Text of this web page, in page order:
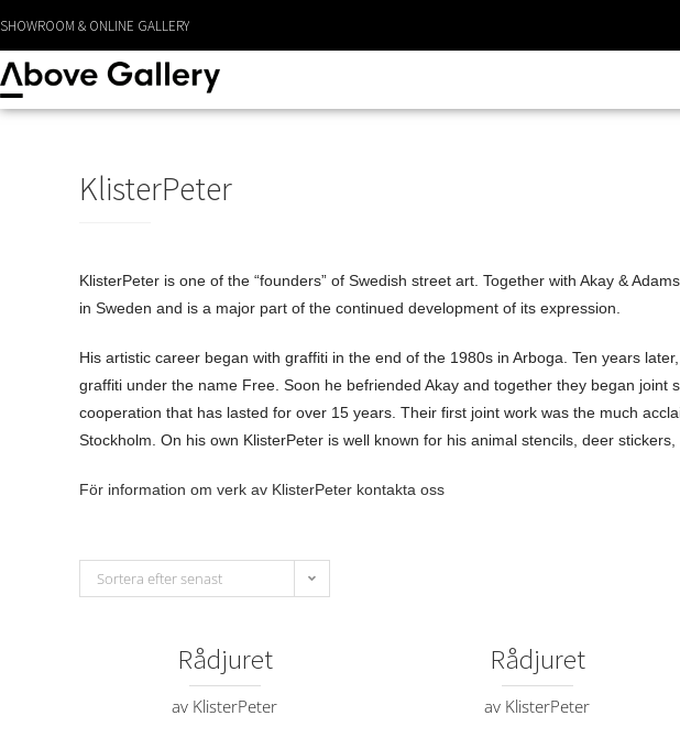
LEVERANS CA 1 - 3 DAGAR
KlisterPeter
KlisterPeter is one of the “founders” of Swedish street art. Together with Akay &
in Sweden and is a major part of the continued development of its expression.
His artistic career began with graffiti in the end of the 1980s in Arboga. Ten years
graffiti under the name Free. Soon he befriended Akay and together they began joint
cooperation that has lasted for over 15 years. Their first joint work was the much
Stockholm. On his own KlisterPeter is well known for his animal stencils, deer stickers,
För information om verk av KlisterPeter kontakta oss
Sortera efter senast
Rådjuret
av KlisterPeter
Rådjuret
av KlisterPeter